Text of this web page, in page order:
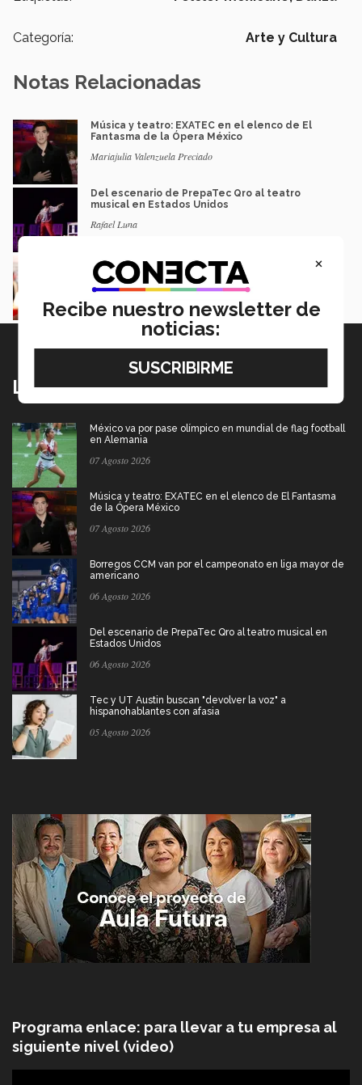
Categoría: Arte y Cultura
Notas Relacionadas
Música y teatro: EXATEC en el elenco de El
Fantasma de la Ópera México
Mariajulia Valenzuela Preciado
Del escenario de PrepaTec Qro al teatro
musical en Estados Unidos
Rafael Luna
El escritor que dice que la derrota también
merece ser contada
Gerardo Villarreal
Lo más nuevo
México va por pase olímpico en mundial de flag football
en Alemania
07 Agosto 2026
Música y teatro: EXATEC en el elenco de El Fantasma
de la Ópera México
07 Agosto 2026
Borregos CCM van por el campeonato en liga mayor de
americano
06 Agosto 2026
Del escenario de PrepaTec Qro al teatro musical en
Estados Unidos
06 Agosto 2026
Tec y UT Austin buscan "devolver la voz" a
hispanohablantes con afasia
05 Agosto 2026
Programa enlace: para llevar a tu empresa al
siguiente nivel (video)
×
Recibe nuestro newsletter de
noticias: